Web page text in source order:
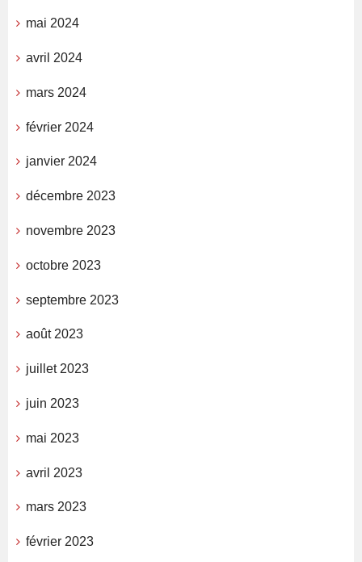
mai 2024
avril 2024
mars 2024
février 2024
janvier 2024
décembre 2023
novembre 2023
octobre 2023
septembre 2023
août 2023
juillet 2023
juin 2023
mai 2023
avril 2023
mars 2023
février 2023